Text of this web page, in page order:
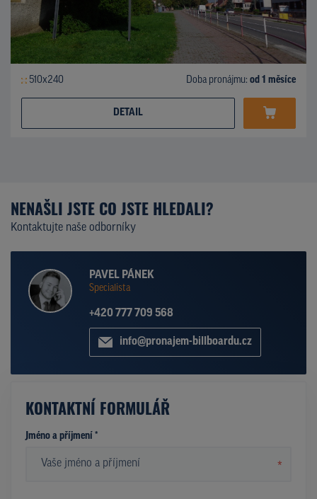
510x240 Doba pronájmu: od 1 měsíce
DETAIL
NENAŠLI JSTE CO JSTE HLEDALI?
Kontaktujte naše odborníky
PAVEL PÁNEK
Specialista
+420 777 709 568
info@pronajem-billboardu.cz
KONTAKTNÍ FORMULÁŘ
Jméno a příjmení *
*